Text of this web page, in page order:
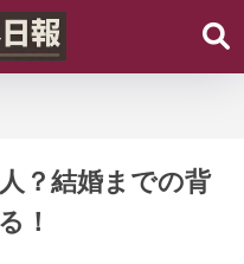
？結婚までの背
！